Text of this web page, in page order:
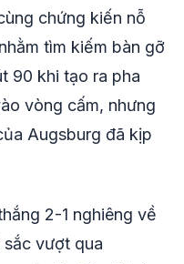
chứng kiến nỗ
tìm kiếm bàn gỡ
90 khi tạo ra pha
vòng cấm, nhưng
Augsburg đã kịp
2-1 nghiêng về
vượt qua